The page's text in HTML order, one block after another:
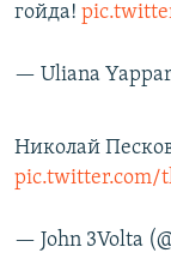
гойда!
— Uliana
Николай
pic.twitter.com/
— John 3Volta